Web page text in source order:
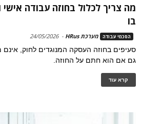
מה צריך לכלול בחוזה עבודה אישי
בו
הסכמי עבודה מערכת HRus -
24/05/2026
סעיפים בחוזה העסקה המנוגדים לחוק, אינם
גם אם הוא חתם על החוזה.
קרא עוד